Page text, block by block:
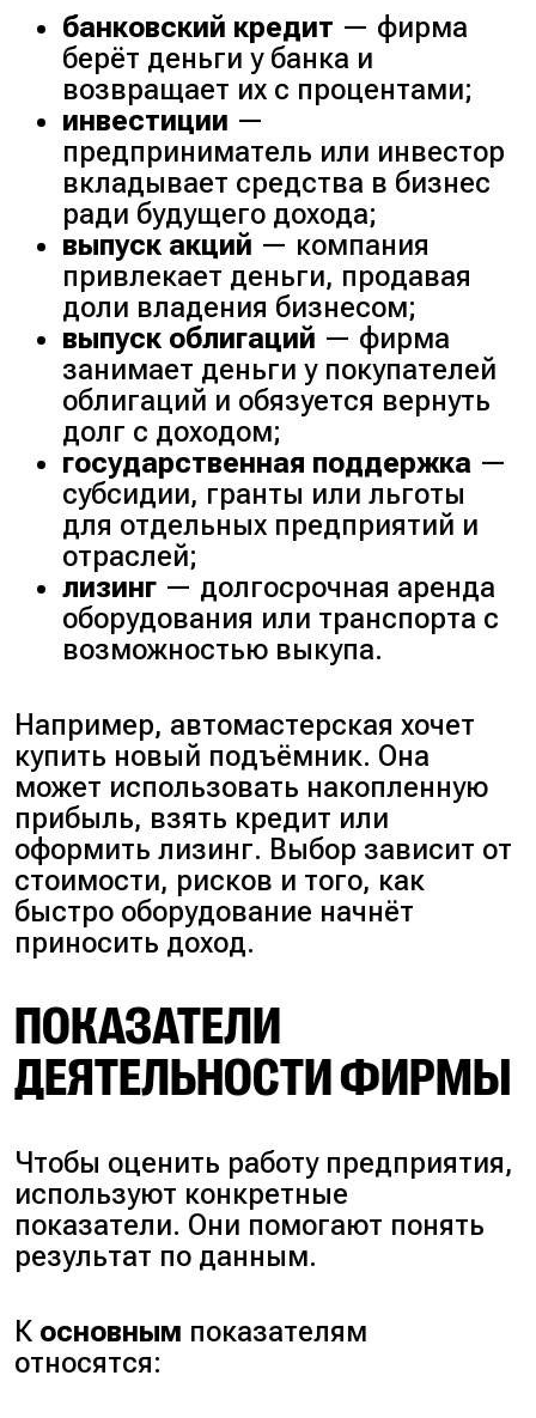
банковский кредит — фирма
берёт деньги у банка и
возвращает их с процентами;
инвестиции —
предприниматель или инвестор
вкладывает средства в бизнес
ради будущего дохода;
выпуск акций — компания
привлекает деньги, продавая
доли владения бизнесом;
выпуск облигаций — фирма
занимает деньги у покупателей
облигаций и обязуется вернуть
долг с доходом;
государственная поддержка —
субсидии, гранты или льготы
для отдельных предприятий и
отраслей;
лизинг — долгосрочная аренда
оборудования или транспорта с
возможностью выкупа.
Например, автомастерская хочет
купить новый подъёмник. Она
может использовать накопленную
прибыль, взять кредит или
оформить лизинг. Выбор зависит от
стоимости, рисков и того, как
быстро оборудование начнёт
приносить доход.
ПОКАЗАТЕЛИ
ДЕЯТЕЛЬНОСТИ ФИРМЫ
Чтобы оценить работу предприятия,
используют конкретные
показатели. Они помогают понять
результат по данным.
К основным показателям
относятся: